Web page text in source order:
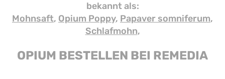
bekannt als:
Mohnsaft, Opium Poppy, Papaver somniferum,
Schlafmohn,
OPIUM BESTELLEN BEI REMEDIA